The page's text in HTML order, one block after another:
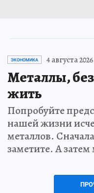
ЭКОНОМИКА 4 августа
Металлы,
жить
Попробуйте
нашей жизни
металлов.
заметите. А